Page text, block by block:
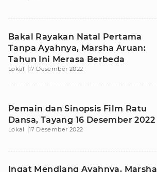
Bakal Rayakan Natal Pertama
Tanpa Ayahnya, Marsha Aruan:
Tahun Ini Merasa Berbeda
Lokal 17 Desember 2022
Pemain dan Sinopsis Film Ratu
Dansa, Tayang 16 Desember 2022
Lokal 17 Desember 2022
Ingat Mendiang Ayahnya, Marsha